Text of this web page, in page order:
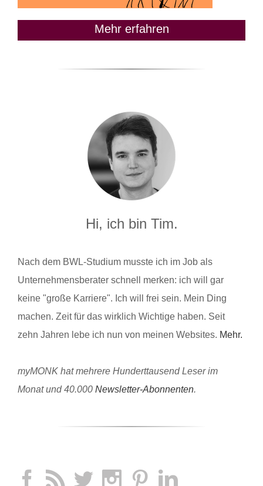
Mehr erfahren
Hi, ich bin Tim.
Nach dem BWL-Studium musste ich im Job als
Unternehmensberater schnell merken: ich will gar
keine "große Karriere". Ich will frei sein. Mein Ding
machen. Zeit für das wirklich Wichtige haben. Seit
zehn Jahren lebe ich nun von meinen Websites. Mehr.
myMONK hat mehrere Hunderttausend Leser im
Monat und 40.000 Newsletter-Abonnenten.